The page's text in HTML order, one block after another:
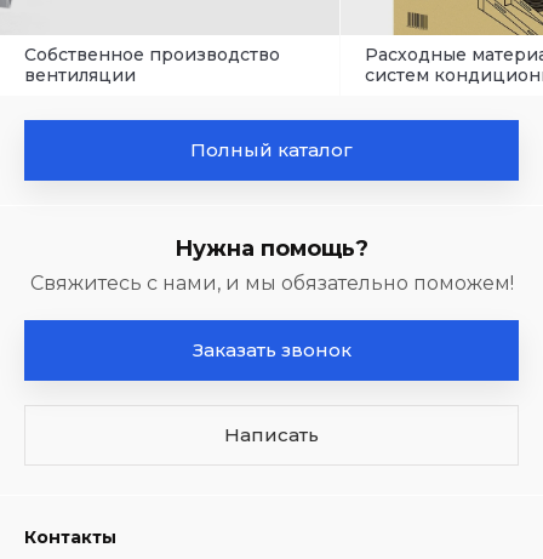
Собственное производство
вентиляции
Расходные
систем
Полный каталог
Нужна помощь?
Свяжитесь с нами, и мы обязательно поможем!
Заказать звонок
Написать
Контакты